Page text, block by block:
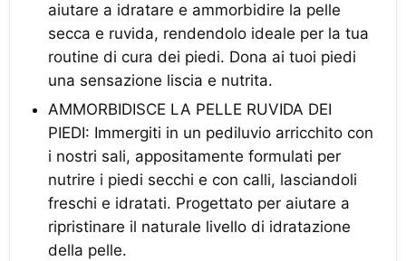
aiutare a idratare e ammorbidire la pelle
secca e ruvida, rendendolo ideale per la tua
routine di cura dei piedi. Dona ai tuoi piedi
una sensazione liscia e nutrita.
AMMORBIDISCE LA PELLE RUVIDA DEI
PIEDI: Immergiti in un pediluvio arricchito con
i nostri sali, appositamente formulati per
nutrire i piedi secchi e con calli, lasciandoli
freschi e idratati. Progettato per aiutare a
ripristinare il naturale livello di idratazione
della pelle.